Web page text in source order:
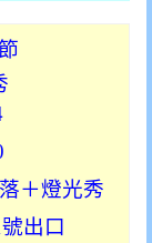
＋燈光秀
出口